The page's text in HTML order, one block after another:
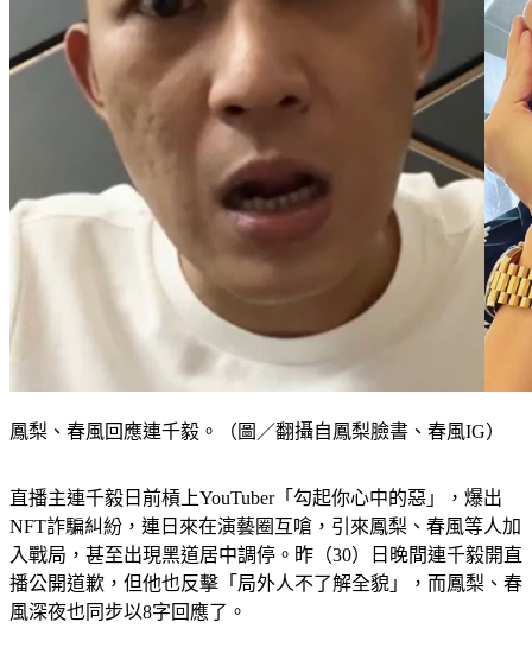
鳳梨、春風回應連千毅。（圖／翻攝自鳳梨臉書、春風IG）
直播主連千毅日前槓上YouTuber「勾起你心中的惡」，爆出
NFT詐騙糾紛，連日來在演藝圈互嗆，引來鳳梨、春風等人加
入戰局，甚至出現黑道居中調停。昨（30）日晚間連千毅開直
播公開道歉，但他也反擊「局外人不了解全貌」，而鳳梨、春
風深夜也同步以8字回應了。